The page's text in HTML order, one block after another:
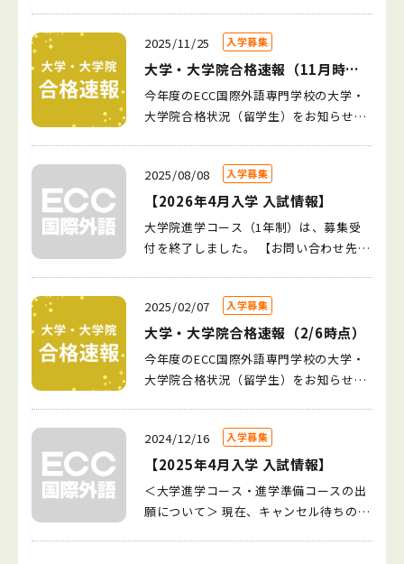
済法科大学 1名 大阪国際大学 1名 大
阪女学院大学 1名 大阪商業大学 1名
東海大学 2名 富山福祉短期大学 1名
流通科学大学 3名 デジタルハリウッド
大学 1名 関西外国語大学 1名 関西国
際大学 1名 京都芸術大学 1名 神奈川
大学 1名 相愛大学 1名 帝塚山大学 1
名 長浜バイオ大学 1名 【専門学校】
ECC国際外語専門学校 30名 ECCコンピ
ュータ専門学校 19名 a { text-decorati
on: none; color: #464feb; } tr th, tr td
{ border: 1px solid #e6e6e6; } tr th { b
報コンピュータ専門学校 4名 和歌山コ
ンピュータビジネス専門学校 1名 神戸
国際調理製菓専門学校 1名 専門学校ES
Pエンタテインメント東京 1名 大阪調理
製菓専門学校エコールUMEDA 3名 東京
国際学園外語専門学校 1名 エール学
園 1名 修成建設専門学校 1名 関西国
デザイン＆テクノロジー専門学校 3名
大阪YMCA国際専門学校 2名 日本コンピ
ュータ専門学校 1名 総合観光・ブライ
ダル・外語ビジネス専門学校 2名 トヨ
光華大学 1名 関西国際大学 1名 東京
電機大学 1名 大阪経済大学 1名 京都
外国語大学 1名 相愛大学 1名 デジタ
ルハリウッド大学 1名 大阪経済法科大
ジア太平洋大学（APU） 1名 大阪観光
大学 1名 流通科学大学 1名 帝塚山大
学 1名 関西外国語大学 1名 テンプル
大学ジャパンキャンパス 1名 【専門学
校】 ECC国際外語専門学校 25名 ECCコ
ンピュータ専門学校 19名 HAL大阪 4
名 大阪情報コンピュータ専門学校 4名
OCA大阪デザイン＆テクノロジー専門学
校 3名 大阪社会福祉専門学校 3名 大
阪調理製菓専門学校ecole UMEDA 3名
トヨタ神戸自動車大学校 2名 大阪YMCA
国際専門学校 2名 総合観光・ブライダ
本コンピュータ専門学校 1名 代々木ア
ニメーション学院 1名 奈良コンピュー
タ専門学校 1名 神戸国際調理製菓専門
学校 1名 専門学校ESPエンタテインメ
ント東京 1名 大阪ホスピタリティ・ア
カデミー専門学校 1名 大阪簿記ビジネ
2名 大手前大学 10名 大和大学 14名
関西外国語大学 1名 関西国際大学 3名
京都外国語大学 1名 京都橘大学 9名
京都産業大学 2名 神戸学院大学 2名
神戸国際大学 1名 相愛大学 1名 太成
学院大学 2名 東京電機大学 2名 東海
学 1名 羽衣国際大学 3名 流通科学大
学 1名 立命館アジア太平洋大学（AP
U） 2名 阪南大学 5名 【専門学校】 E
CC国際外語専門学校 25名 ECCコンピ
ュータ専門学校 19名 HAL大阪 4名 Ｏ
ＣＡ大阪デザイン＆テクノロジー専門学
校 3名 大阪社会福祉専門学校 3名 大
阪調理製菓専門学校ecoleUMEDA 3名
大阪情報コンピュータ専門学校 4名 大
阪YMCA国際専門学校 2名 奈良コンピュ
ータ専門学校 1名 日本コンピュータ専
門学校 1名 和歌山コンピュータビジネ
ス専門学校 1名 駿台観光アンド外語ビ
ジネス専門学校 2名 トヨタ神戸自動車
大学校 2名 代々木アニメーション学
院 1名 神戸国際調理製菓専門学校 1名
専修学校中央ゼミナール 1名 専門学校
見た人は、12月13日（土）の試験が受け
られます。 ● 12月8日（月）午後5時30
分 以降に出願した人 12月14日（日）の
オープンキャンパスに参加します。 た
いですから、オープンキャンパス参加
後、試験が受けられるかどうかはわかり
ません。 詳細はオープンキャンパス当日
にお伝えします。 ご質問などございまし
たら。学校法人山口学園 ECC留学生セン
ターまでお問合せください。 0120-644-
882 受付時間：月～金 10:00～17:30 ※
ただし、日本の祝日と本学が定める休日
を除く。 ※日本国内通話無料
2025/11/25 入学募集
大学・大学院合格速報（11月時
点）
今年度のECC国際外語専門学校の大学・
大学院合格状況（留学生）をお知らせし
関西学院大学大学院 1名 【大学（関関
同立）】 立命館大学 1名 【大学（難
関私大）】 上智大学 1名 東京理科大
学 1名 【大学（産近甲龍）】 甲南大
学 1名 立命館アジア太平洋大学 1名
東京電機大学 1名 東海大学 1名 大阪
女学院大学 1名（指定校推薦） 大和大
学 6名 追手門学院大学 1名 関西国際
大学 2名 太成学院大学 1名 芦屋大
学 1名
2025/08/08 入学募集
【2026年4月入学 入試情報】
大学院進学コース（1年制）は、募集受
付を終了しました。 【お問い合わせ先】
@ecc.ac.jp ※8月9日（土）～8月18日
（月）まで夏季休館となります。お問い
合わせに関する回答などは、 8月19日
（火）以降順次対応させていただきま
2025/02/07 入学募集
大学・大学院合格速報（2/6時点）
今年度のECC国際外語専門学校の大学・
大学院合格状況（留学生）をお知らせし
国立大学大学院 1名 福井大学大学院 1名
島根大学大学院 1名 京都工芸繊維大学
大学院 1名 【大学院（難関私大）】 関西
大学大学院 1名 同志社大学大学院 3名
智大学大学院 1名 ※研究生を含む 【大
2024/12/16 入学募集
【2025年4月入学 入試情報】
＜大学進学コース・進学準備コースの出
願について＞ 現在、キャンセル待ちの状